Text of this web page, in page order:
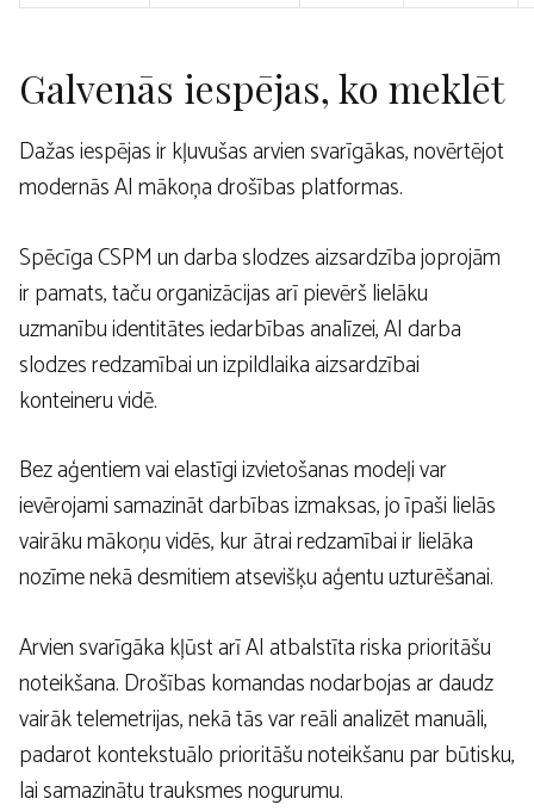
Galvenās iespējas, ko meklēt
Dažas iespējas ir kļuvušas arvien svarīgākas, novērtējot
modernās AI mākoņa drošības platformas.
Spēcīga CSPM un darba slodzes aizsardzība joprojām
ir pamats, taču organizācijas arī pievērš lielāku
uzmanību identitātes iedarbības analīzei, AI darba
slodzes redzamībai un izpildlaika aizsardzībai
konteineru vidē.
Bez aģentiem vai elastīgi izvietošanas modeļi var
ievērojami samazināt darbības izmaksas, jo īpaši lielās
vairāku mākoņu vidēs, kur ātrai redzamībai ir lielāka
nozīme nekā desmitiem atsevišķu aģentu uzturēšanai.
Arvien svarīgāka kļūst arī AI atbalstīta riska prioritāšu
noteikšana. Drošības komandas nodarbojas ar daudz
vairāk telemetrijas, nekā tās var reāli analizēt manuāli,
padarot kontekstuālo prioritāšu noteikšanu par būtisku,
lai samazinātu trauksmes nogurumu.